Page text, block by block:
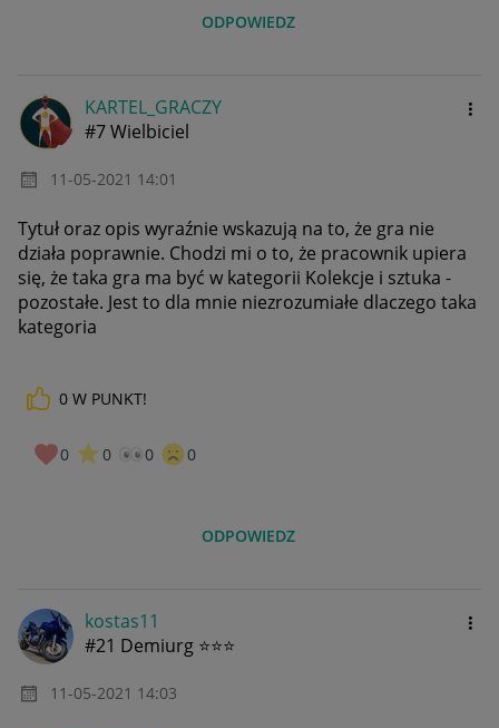
ODPOWIEDZ
KARTEL_GRACZY
#7 Wielbiciel
‎11-05-2021 14:01
Tytuł oraz opis wyraźnie wskazują na to, że gra nie
działa poprawnie. Chodzi mi o to, że pracownik upiera
się, że taka gra ma być w kategorii Kolekcje i sztuka -
pozostałe. Jest to dla mnie niezrozumiałe dlaczego taka
kategoria
0 W PUNKT!
0 0 0 0
ODPOWIEDZ
kostas11
#21 Demiurg ⭐⭐⭐
‎11-05-2021 14:03